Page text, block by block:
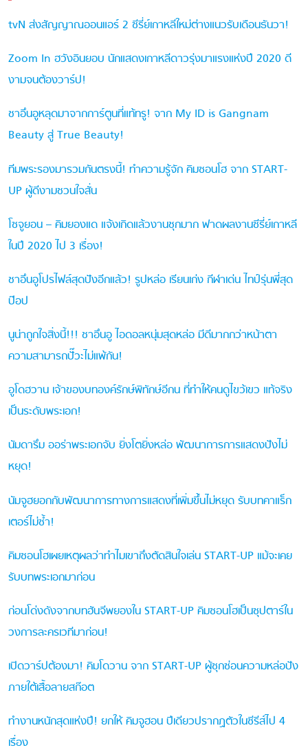
tvN ส่งสัญญาณออนแอร์ 2 ซีรี่ย์เกาหลีใหม่ต่างแนวรับเดือนธันวา!
Zoom In ฮวังอินยอบ นักแสดงเกาหลีดาวรุ่งมาแรงแห่งปี 2020 ดี
งามจนต้องวาร์ป!
ชาอึนอูหลุดมาจากการ์ตูนที่แท้ทรู! จาก My ID is Gangnam
Beauty สู่ True Beauty!
ทีมพระรองมารวมกันตรงนี้! ทำความรู้จัก คิมซอนโฮ จาก START-
UP ผู้ดีงามชวนใจสั่น
โซจูยอน – คิมยองแด แจ้งเกิดแล้วงานชุกมาก ฟาดผลงานซีรี่ย์เกาหลี
ในปี 2020 ไป 3 เรื่อง!
ชาอึนอูโปรไฟล์สุดปังอีกแล้ว! รูปหล่อ เรียนเก่ง กีฬาเด่น ไทป์รุ่นพี่สุด
ป๊อป
นูน่าถูกใจสิ่งนี้!!! ชาอึนอู ไอดอลหนุ่มสุดหล่อ มีดีมากกว่าหน้าตา
ความสามารถปั๊วะไม่แพ้กัน!
อูโดฮวาน เจ้าของบทองค์รักษ์พิทักษ์อีกน ที่ทำให้คนดูไขว้เขว แท้จริง
เป็นระดับพระเอก!
นัมดารึม ออร่าพระเอกจับ ยิ่งโตยิ่งหล่อ พัฒนาการการแสดงปังไม่
หยุด!
นัมจูฮยอกกับพัฒนาการทางการแสดงที่เพิ่มขึ้นไม่หยุด รับบทคาแร็ก
เตอร์ไม่ซ้ำ!
คิมซอนโฮเผยเหตุผลว่าทำไมเขาถึงตัดสินใจเล่น START-UP แม้จะเคย
รับบทพระเอกมาก่อน
ก่อนโด่งดังจากบทฮันจีพยองใน START-UP คิมซอนโฮเป็นซุปตาร์ใน
วงการละครเวทีมาก่อน!
เปิดวาร์ปต้องมา! คิมโดวาน จาก START-UP ผู้ซุกซ่อนความหล่อปัง
ภายใต้เสื้อลายสก๊อต
ทำงานหนักสุดแห่งปี! ยกให้ คิมจูฮอน ปีเดียวปรากฏตัวในซีรีส์ไป 4
เรื่อง